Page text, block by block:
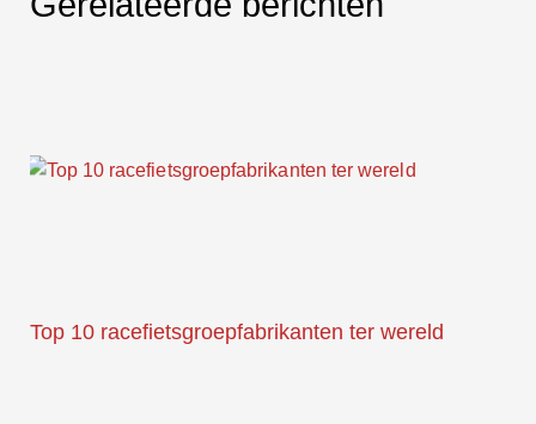
Top 10 racefietsgroepfabrikanten ter wereld